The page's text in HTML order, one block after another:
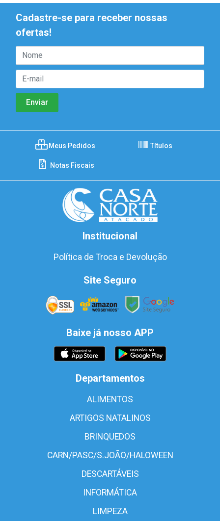
Cadastre-se para receber nossas
ofertas!
Meus Pedidos Títulos
Notas Fiscais
Institucional
Política de Troca e Devolução
Site Seguro
Baixe já nosso APP
Departamentos
ALIMENTOS
ARTIGOS NATALINOS
BRINQUEDOS
CARN/PASC/S.JOÃO/HALOWEEN
DESCARTÁVEIS
INFORMÁTICA
LIMPEZA